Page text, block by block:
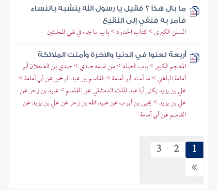
ما بال هذا ؟ فقيل يا رسول الله يتشبه بالنساء
فأمر به فنفي إلى النقيع
السنن الكبرى > كتاب الحدود > باب ما جاء في نفي المخنثين
أربعة لعنوا في الدنيا والآخرة وأمنت الملائكة
المعجم الكبير > باب الصاد > من اسمه صدي > صدي بن العجلان أبو
أمامة الباهلي > ما أسند أبو أمامة > القاسم بن عبد الرحمن عن أبي أمامة >
علي بن يزيد يكنى أبا عبد الملك الدمشقي عن القاسم > عبيد بن زحر عن
علي بن يزيد > يحيى بن أيوب عن عبيد الله بن زحر عن علي بن يزيد عن
القاسم عن أبي أمامة
1
2
3